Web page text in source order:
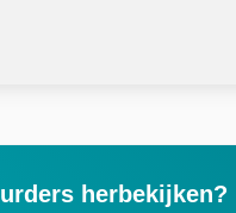
herbekijken?